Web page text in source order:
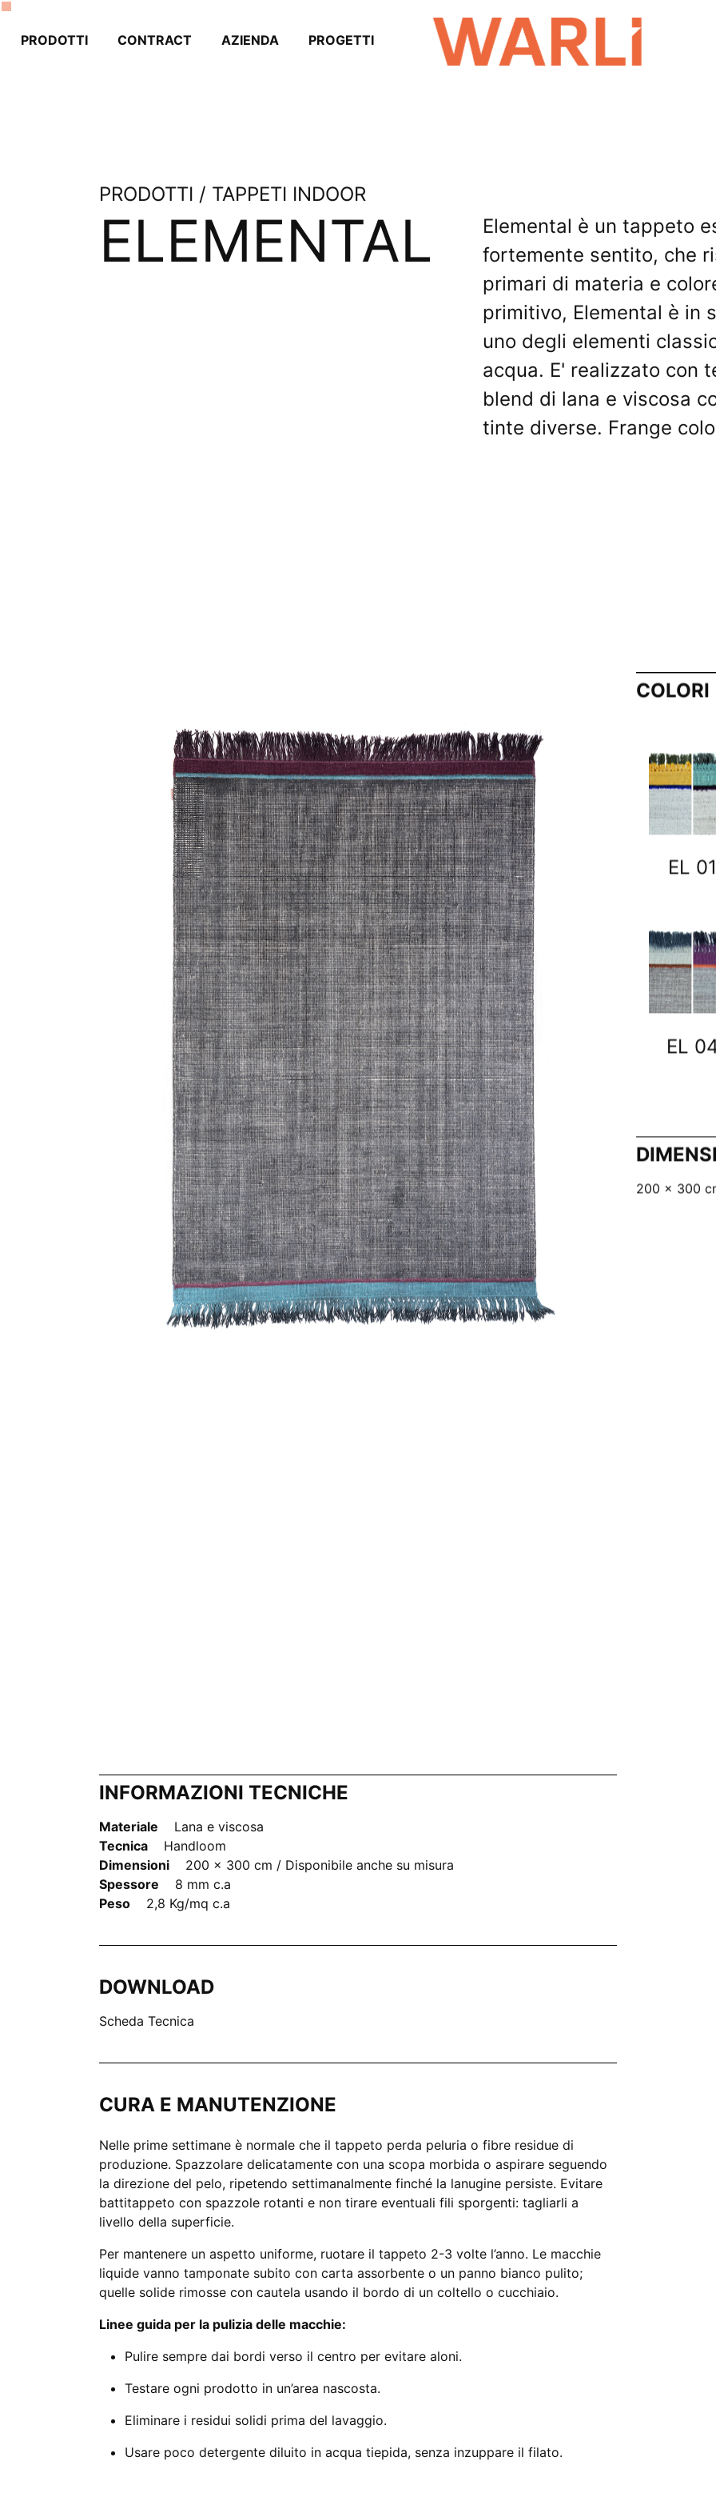
PRODOTTI CONTRACT AZIENDA PROGETTI
PRODOTTI / TAPPETI INDOOR
ELEMENTAL
Elemental è un tappeto
fortemente sentito, che
primari di materia e
primitivo, Elemental è in
uno degli elementi
acqua. E' realizzato con
blend di lana e viscosa
tinte diverse. Frange
COLORI
EL 01
EL
200 x 300
INFORMAZIONI TECNICHE
Materiale
Lana e viscosa
Tecnica
Handloom
Dimensioni
200 x 300 cm / Disponibile anche su misura
Spessore
8 mm c.a
Peso
2,8 Kg/mq c.a
DOWNLOAD
Scheda Tecnica
CURA E MANUTENZIONE
Nelle prime settimane è normale che il tappeto perda peluria o fibre residue di
produzione. Spazzolare delicatamente con una scopa morbida o aspirare seguendo
la direzione del pelo, ripetendo settimanalmente finché la lanugine persiste. Evitare
battitappeto con spazzole rotanti e non tirare eventuali fili sporgenti: tagliarli a
livello della superficie.
Per mantenere un aspetto uniforme, ruotare il tappeto 2-3 volte l’anno. Le macchie
liquide vanno tamponate subito con carta assorbente o un panno bianco pulito;
quelle solide rimosse con cautela usando il bordo di un coltello o cucchiaio.
Linee guida per la pulizia delle macchie:
Pulire sempre dai bordi verso il centro per evitare aloni.
Testare ogni prodotto in un’area nascosta.
Eliminare i residui solidi prima del lavaggio.
Usare poco detergente diluito in acqua tiepida, senza inzuppare il filato.